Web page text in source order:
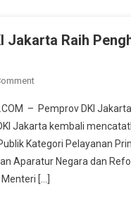
Jakarta Raih
On
DPMPTSP
DKI
Jakarta
Raih
Penghargaan
– Pemprov DKI
Jakarta kembali
Kategori Pelayanan
Aparatur Negara dan
[…]